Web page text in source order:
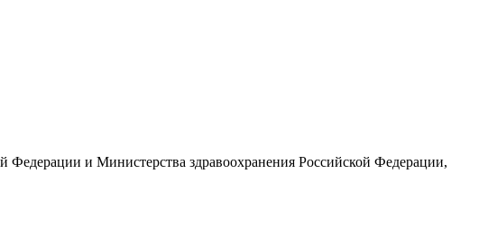
Федерации и Министерства здравоохранения Российской Федерации,